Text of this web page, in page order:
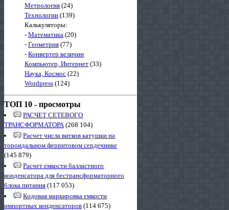
Метрология (24)
Технологии (139)
Калькуляторы:
- Математика (20)
- Геометрия (77)
- Конвертер величин
Компьютер, Интернет (33)
Наука, Космос (22)
Wordpress (124)
ТОП 10 - просмотры
РАСЧЕТ СЕТЕВОГО
ТРАНСФОРМАТОРА (268 104)
Расчет числа витков катушки на
тороидальном ферритовом сердечнике
(145 879)
Расчет емкости балластного
конденсатора для бестрансформаторного
блока питания (117 053)
Кодовая маркировка емкости
импортных конденсаторов (114 675)